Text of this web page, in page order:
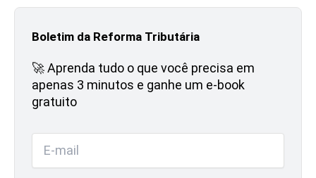
Boletim da Reforma Tributária
🚀 Aprenda tudo o que você precisa em
apenas 3 minutos e ganhe um e-book
gratuito